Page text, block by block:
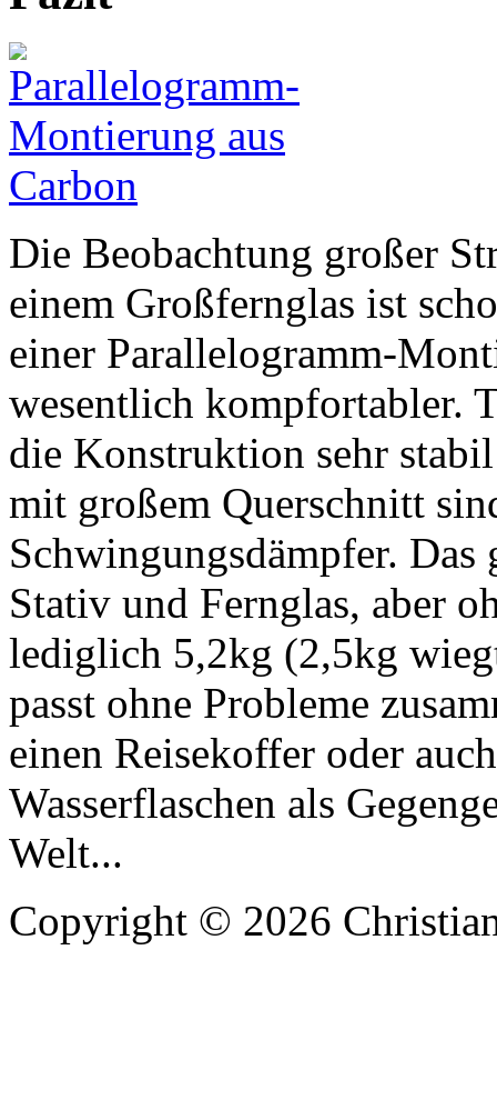
Die Beobachtung großer
einem Großfernglas ist
einer Parallelogramm-
wesentlich kompfortabler.
die Konstruktion sehr
mit großem Querschnitt
Schwingungsdämpfer.
Stativ und Fernglas, aber
lediglich 5,2kg (2,5kg
passt ohne Probleme
einen Reisekoffer oder
Wasserflaschen als
Welt...
Copyright © 2026